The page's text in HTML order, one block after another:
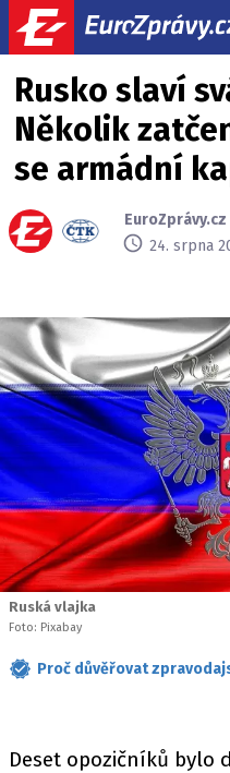
Rusko slaví
Několik
se armádní
EuroZprávy.cz
24. srpna
Ruská vlajka
Foto: Pixabay
Proč důvěřovat
Deset opozičníků bylo